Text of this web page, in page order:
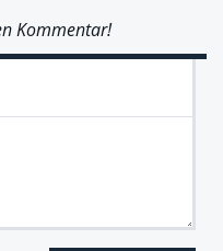
Kommentar!